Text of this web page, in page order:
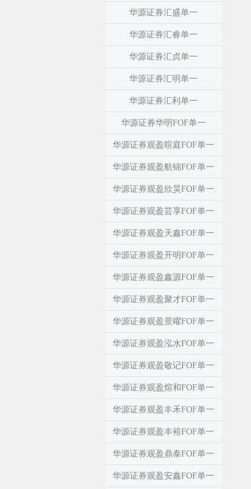
华源证券汇盛单一
华源证券汇睿单一
华源证券汇贞单一
华源证券汇明单一
华源证券汇利单一
华源证券华明FOF单一
华源证券观盈暄庭FOF单一
华源证券观盈航锦FOF单一
华源证券观盈欣昊FOF单一
华源证券观盈芸享FOF单一
华源证券观盈天鑫FOF单一
华源证券观盈开明FOF单一
华源证券观盈鑫源FOF单一
华源证券观盈聚才FOF单一
华源证券观盈景曜FOF单一
华源证券观盈泓水FOF单一
华源证券观盈敬记FOF单一
华源证券观盈煊和FOF单一
华源证券观盈丰禾FOF单一
华源证券观盈丰裕FOF单一
华源证券观盈鼎泰FOF单一
华源证券观盈安鑫FOF单一